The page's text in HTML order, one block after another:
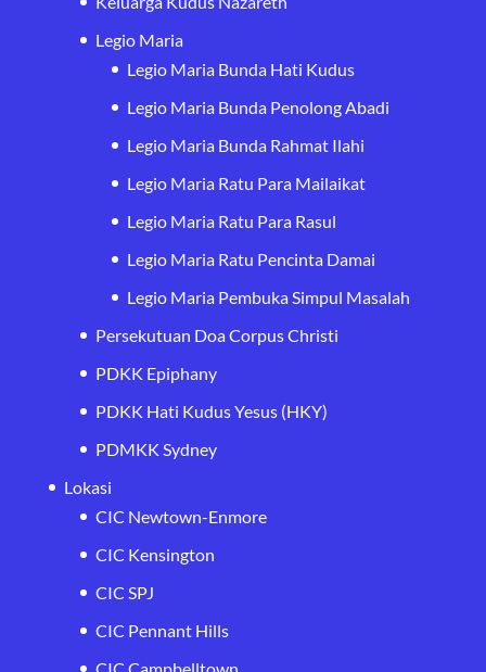
Legio Maria
Legio Maria Bunda Hati Kudus
Legio Maria Bunda Penolong Abadi
Legio Maria Bunda Rahmat Ilahi
Legio Maria Ratu Para Mailaikat
Legio Maria Ratu Para Rasul
Legio Maria Ratu Pencinta Damai
Legio Maria Pembuka Simpul Masalah
Persekutuan Doa Corpus Christi
PDKK Epiphany
PDKK Hati Kudus Yesus (HKY)
PDMKK Sydney
Lokasi
CIC Newtown-Enmore
CIC Kensington
CIC SPJ
CIC Pennant Hills